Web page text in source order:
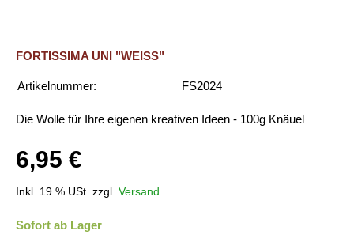
FORTISSIMA UNI "WEISS"
Artikelnummer: FS2024
Die Wolle für Ihre eigenen kreativen Ideen - 100g Knäuel
6,95 €
Inkl. 19 % USt. zzgl. Versand
Sofort ab Lager